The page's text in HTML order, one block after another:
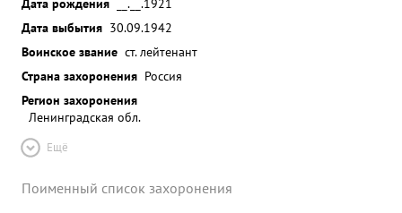
Дата выбытия 30.09.1942
Воинское звание ст. лейтенант
Страна захоронения Россия
Регион захоронения
Ленинградская обл.
Ещё
Поименный список захоронения